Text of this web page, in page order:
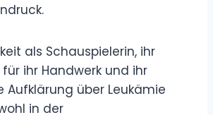
als Schauspielerin, ihr
ihr Handwerk und ihr
Aufklärung über Leukämie
in der